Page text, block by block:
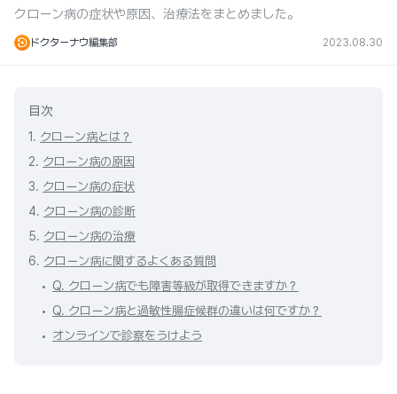
クローン病の症状や原因、治療法をまとめました。
ドクターナウ編集部 2023.08.30
目次
1. クローン病とは？
2. クローン病の原因
3. クローン病の症状
4. クローン病の診断
5. クローン病の治療
6. クローン病に関するよくある質問
Q. クローン病でも障害等級が取得できますか？
Q. クローン病と過敏性腸症候群の違いは何ですか？
オンラインで診察をうけよう